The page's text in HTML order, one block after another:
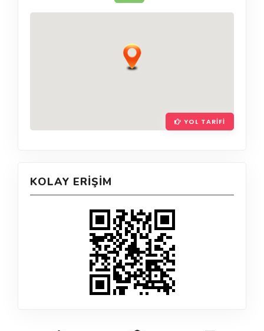
YOL TARIFI
KOLAY ERIŞIM